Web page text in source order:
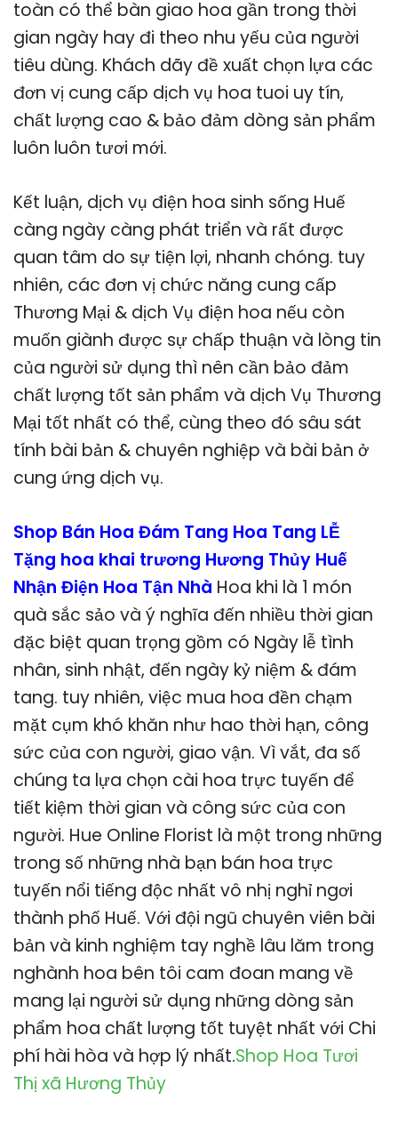
toàn có thể bàn giao hoa gần trong thời
gian ngày hay đi theo nhu yếu của người
tiêu dùng. Khách dãy đề xuất chọn lựa các
đơn vị cung cấp dịch vụ hoa tuoi uy tín,
chất lượng cao & bảo đảm dòng sản phẩm
luôn luôn tươi mới.
Kết luận, dịch vụ điện hoa sinh sống Huế
càng ngày càng phát triển và rất được
quan tâm do sự tiện lợi, nhanh chóng. tuy
nhiên, các đơn vị chức năng cung cấp
Thương Mại & dịch Vụ điện hoa nếu còn
muốn giành được sự chấp thuận và lòng tin
của người sử dụng thì nên cần bảo đảm
chất lượng tốt sản phẩm và dịch Vụ Thương
Mại tốt nhất có thể, cùng theo đó sâu sát
tính bài bản & chuyên nghiệp và bài bản ở
cung ứng dịch vụ.
Shop Bán Hoa Đám Tang Hoa Tang LỄ
Tặng hoa khai trương Hương Thủy Huế
Nhận Điện Hoa Tận Nhà Hoa khi là 1 món
quà sắc sảo và ý nghĩa đến nhiều thời gian
đặc biệt quan trọng gồm có Ngày lễ tình
nhân, sinh nhật, đến ngày kỷ niệm & đám
tang. tuy nhiên, việc mua hoa đền chạm
mặt cụm khó khăn như hao thời hạn, công
sức của con người, giao vận. Vì vắt, đa số
chúng ta lựa chọn cài hoa trực tuyến để
tiết kiệm thời gian và công sức của con
người. Hue Online Florist là một trong những
trong số những nhà bạn bán hoa trực
tuyến nổi tiếng độc nhất vô nhị nghỉ ngơi
thành phố Huế. Với đội ngũ chuyên viên bài
bản và kinh nghiệm tay nghề lâu lăm trong
nghành hoa bên tôi cam đoan mang về
mang lại người sử dụng những dòng sản
phẩm hoa chất lượng tốt tuyệt nhất với Chi
phí hài hòa và hợp lý nhất.Shop Hoa Tươi
Thị xã Hương Thủy